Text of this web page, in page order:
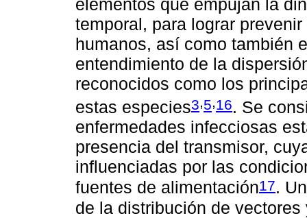
elementos que empujan la
temporal, para lograr
humanos, así como también
entendimiento de la
reconocidos como los
estas especies3,5,16. Se
enfermedades infecciosas
presencia del transmisor,
influenciadas por las
fuentes de alimentación17.
de la distribución de